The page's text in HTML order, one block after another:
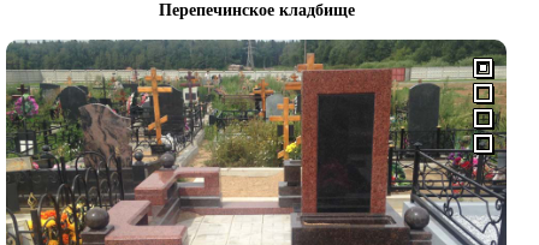
Перепечинское кладбище